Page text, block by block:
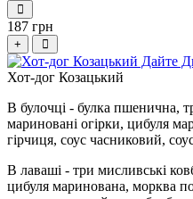
187 грн
+
Хот-дог Козацький
В булочці - булка пшенична,
мариновані огірки, цибуля
гірчиця, соус часниковий,
В лаваші - три мисливські
цибуля маринована, морква